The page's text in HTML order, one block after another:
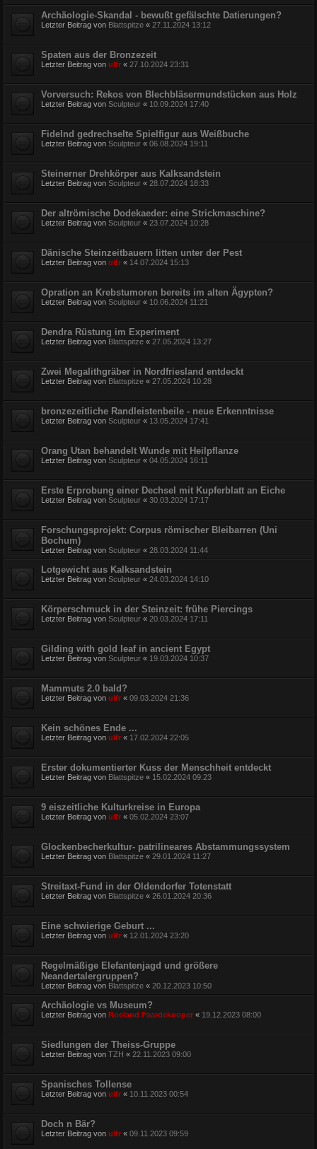
Archäologie-Skandal - bewußt gefälschte Datierungen?
Letzter Beitrag von Blattspitze « 27.11.2024 13:12
Spaten aus der Bronzezeit
Letzter Beitrag von ulfr « 27.10.2024 23:31
Vorversuch: Rekos von Blechbläsermundstücken aus Holz
Letzter Beitrag von Sculpteur « 10.09.2024 17:40
Fidelnd gedrechselte Spielfigur aus Weißbuche
Letzter Beitrag von Sculpteur « 06.08.2024 19:11
Steinerner Drehkörper aus Kalksandstein
Letzter Beitrag von Sculpteur « 28.07.2024 18:33
Der altrömische Dodekaeder: eine Strickmaschine?
Letzter Beitrag von Sculpteur « 23.07.2024 10:28
Dänische Steinzeitbauern litten unter der Pest
Letzter Beitrag von ulfr « 14.07.2024 15:13
Opration an Krebstumoren bereits im alten Ägypten?
Letzter Beitrag von Sculpteur « 10.06.2024 11:21
Dendra Rüstung im Experiment
Letzter Beitrag von Blattspitze « 27.05.2024 13:27
Zwei Megalithgräber in Nordfriesland entdeckt
Letzter Beitrag von Blattspitze « 27.05.2024 10:28
bronzezeitliche Randleistenbeile - neue Erkenntnisse
Letzter Beitrag von Sculpteur « 13.05.2024 17:41
Orang Utan behandelt Wunde mit Heilpflanze
Letzter Beitrag von Sculpteur « 04.05.2024 16:11
Erste Erprobung einer Dechsel mit Kupferblatt an Eiche
Letzter Beitrag von Sculpteur « 30.03.2024 17:17
Forschungsprojekt: Corpus römischer Bleibarren (Uni
Bochum)
Letzter Beitrag von Sculpteur « 28.03.2024 11:44
Lotgewicht aus Kalksandstein
Letzter Beitrag von Sculpteur « 24.03.2024 14:10
Körperschmuck in der Steinzeit: frühe Piercings
Letzter Beitrag von Sculpteur « 20.03.2024 17:11
Gilding with gold leaf in ancient Egypt
Letzter Beitrag von Sculpteur « 19.03.2024 10:37
Mammuts 2.0 bald?
Letzter Beitrag von ulfr « 09.03.2024 21:36
Kein schönes Ende ...
Letzter Beitrag von ulfr « 17.02.2024 22:05
Erster dokumentierter Kuss der Menschheit entdeckt
Letzter Beitrag von Blattspitze « 15.02.2024 09:23
9 eiszeitliche Kulturkreise in Europa
Letzter Beitrag von ulfr « 05.02.2024 23:07
Glockenbecherkultur- patrilineares Abstammungssystem
Letzter Beitrag von Blattspitze « 29.01.2024 11:27
Streitaxt-Fund in der Oldendorfer Totenstatt
Letzter Beitrag von Blattspitze « 26.01.2024 20:36
Eine schwierige Geburt ...
Letzter Beitrag von ulfr « 12.01.2024 23:20
Regelmäßige Elefantenjagd und größere
Neandertalergruppen?
Letzter Beitrag von Blattspitze « 20.12.2023 10:50
Archäologie vs Museum?
Letzter Beitrag von Roeland Paardekooper « 19.12.2023 08:00
Siedlungen der Theiss-Gruppe
Letzter Beitrag von TZH « 22.11.2023 09:00
Spanisches Tollense
Letzter Beitrag von ulfr « 10.11.2023 00:54
Doch n Bär?
Letzter Beitrag von ulfr « 09.11.2023 09:59